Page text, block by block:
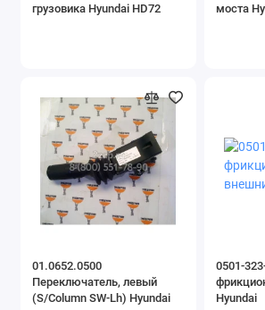
Запчасти для двигателей
Запчасти для буровой техники
Показать все
грузовика Hyundai HD72
моста
01.0652.0500
Переключатель, левый
(S/Column SW-Lh) Hyundai
0501-
Hyundai